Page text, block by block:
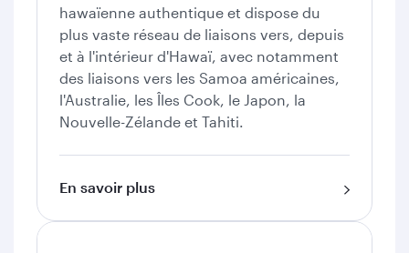
hawaïenne authentique et dispose du
plus vaste réseau de liaisons vers, depuis
et à l'intérieur d'Hawaï, avec notamment
des liaisons vers les Samoa américaines,
l'Australie, les Îles Cook, le Japon, la
Nouvelle-Zélande et Tahiti.
En savoir plus